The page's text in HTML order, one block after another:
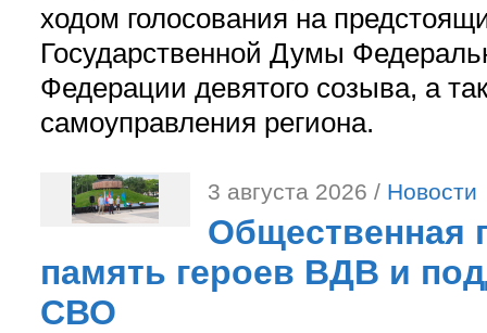
ходом голосования на
Государственной Думы
Федерации девятого созыва, а
самоуправления региона.
3 августа 2026 / Новости
Общественная
память героев ВДВ и
СВО